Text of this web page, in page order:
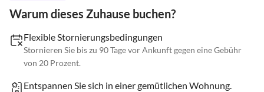
Warum dieses Zuhause buchen?
Flexible Stornierungsbedingungen
Stornieren Sie bis zu 90 Tage vor Ankunft gegen eine Gebühr
von 20 Prozent.
Entspannen Sie sich in einer gemütlichen Wohnung.